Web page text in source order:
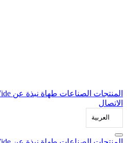
المنتجات الصناعات طهاة نبذة عن Sous Vide
الاتصال
العربية‏